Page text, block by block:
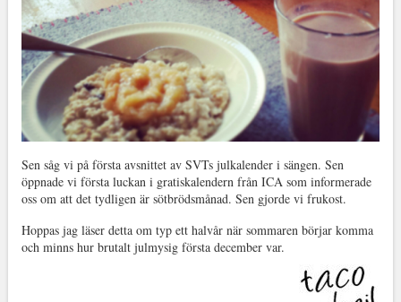
Sen såg vi på första avsnittet av SVTs julkalender i sängen. Sen
öppnade vi första luckan i gratiskalendern från ICA som informerade
oss om att det tydligen är sötbrödsmånad. Sen gjorde vi frukost.
Hoppas jag läser detta om typ ett halvår när sommaren börjar komma
och minns hur brutalt julmysig första december var.